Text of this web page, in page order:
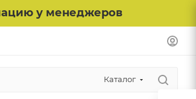
у менеджеров
Каталог